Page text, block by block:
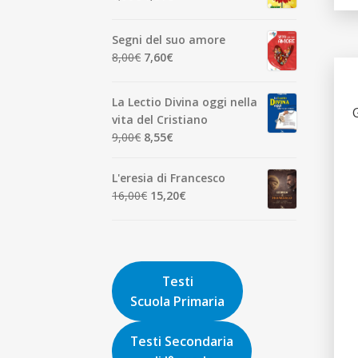
7,00€.
era:
1,90€.
è:
Segni del suo amore
8,00€ Il
era:
8,00€.
7,60€
è:
7,60€.
La Lectio Divina oggi nella
vita del Cristiano
9,00€ Il
originale
era:
9,00€.
8,55€
attuale
è:
L'eresia di Francesco
16,00€ Il
16,00€.
15,20€
15,20€.
Testi
Scuola Primaria
Testi Secondaria